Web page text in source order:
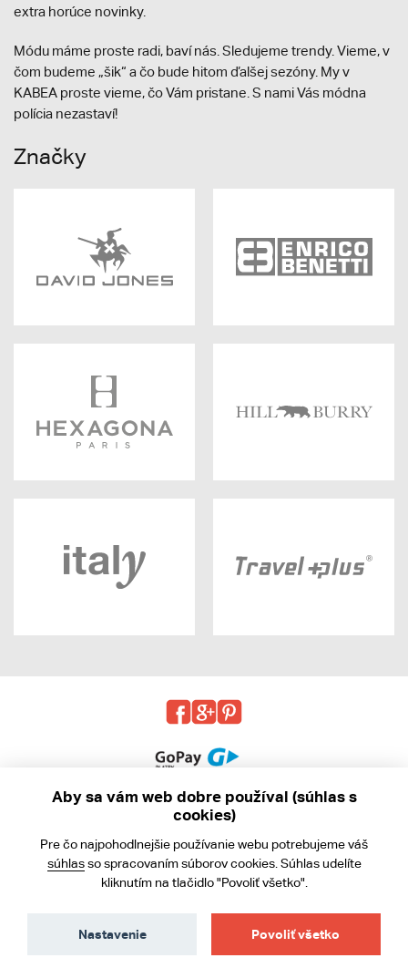
extra horúce novinky.
Módu máme proste radi, baví nás. Sledujeme trendy. Vieme, v
čom budeme „šik“ a čo bude hitom ďalšej sezóny. My v
KABEA proste vieme, čo Vám pristane. S nami Vás módna
polícia nezastaví!
Značky
Obchodné podmienky
Ochrana osobných údajov
Aby sa vám web dobre používal (súhlas s
cookies)
Pre čo najpohodlnejšie používanie webu potrebujeme váš
súhlasso spracovaním súborov cookies. Súhlas udelíte
kliknutím na tlačidlo "Povoliť všetko".
Povoliť všetko
Nastavenie